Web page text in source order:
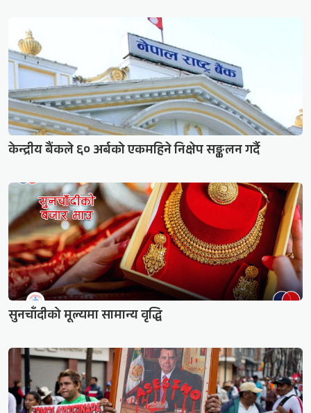
केन्द्रीय बैंकले ६० अर्बको एकमहिने निक्षेप सङ्कलन गर्दै
सुनचाँदीको मूल्यमा सामान्य वृद्धि